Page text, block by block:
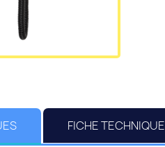
FICHE TECHNIQUE